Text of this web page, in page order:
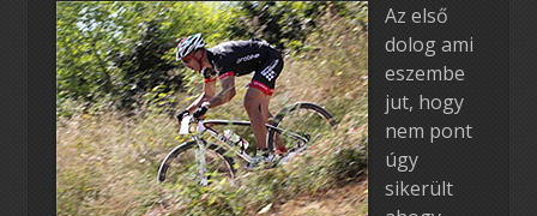
Az első
dolog ami
eszembe
jut, hogy
nem pont
úgy
sikerült